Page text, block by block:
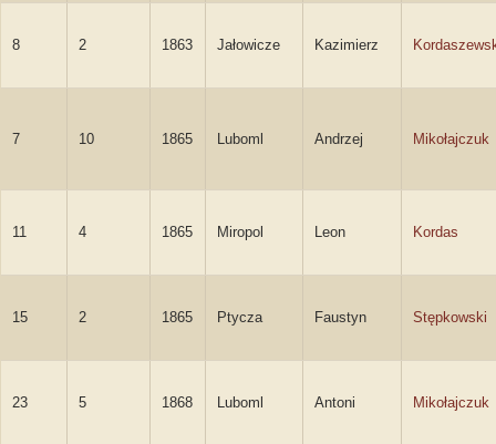
8 2 1863 Jałowicze Kazimierz
7 10 1865 Luboml Andrzej Mikołajczuk
11 4 1865 Miropol Leon Kordas
15 2 1865 Ptycza Faustyn Stępkowski
23 5 1868 Luboml Antoni Mikołajczuk